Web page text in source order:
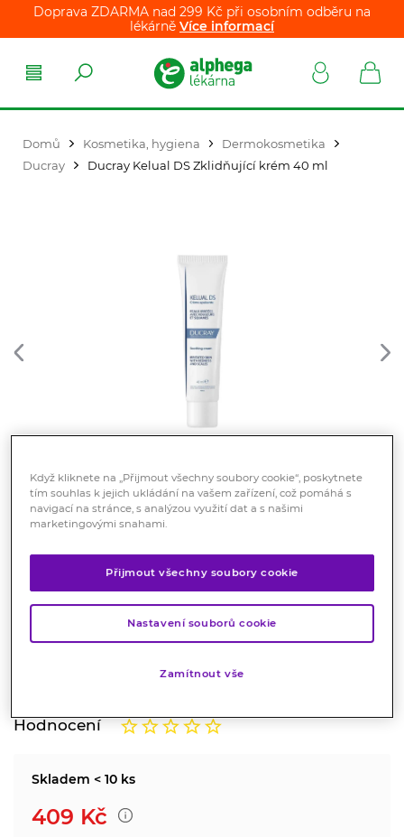
Doprava ZDARMA nad 299 Kč při osobním odběru na
lékárně Více informací
Domů Kosmetika, hygiena
Dermokosmetika
Ducray
Ducray Kelual DS Zklidňující krém 40 ml
krém 40 ml
Kosmetika
Zklidňující gel-krém pro pokožku se sklonem k
seboreické dermatitidě. Odstraňuje začervenání a
Hodnocení
Skladem < 10 ks
409 Kč
Když kliknete na „Přijmout všechny soubory cookie“, poskytnete
tím souhlas k jejich ukládání na vašem zařízení, což pomáhá s
navigací na stránce, s analýzou využití dat a s našimi
marketingovými snahami.
Přijmout všechny soubory cookie
Nastavení souborů cookie
Zamítnout vše